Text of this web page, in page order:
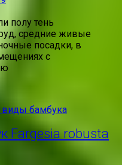
полу тень
средние живые
посадки, в
с
виды бамбука
Fargesia robusta